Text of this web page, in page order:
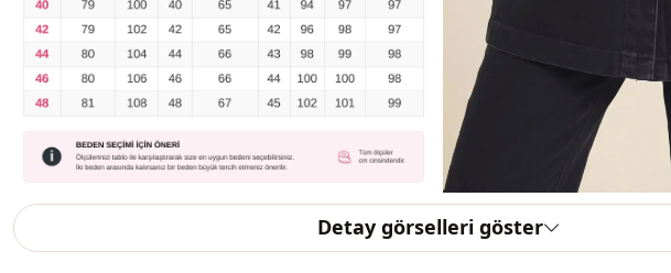
Detay görselleri göster